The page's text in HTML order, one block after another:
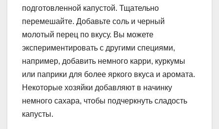
подготовленной капустой. Тщательно
перемешайте. Добавьте соль и черный
молотый перец по вкусу. Вы можете
экспериментировать с другими специями,
например, добавить немного карри, куркумы
или паприки для более яркого вкуса и аромата.
Некоторые хозяйки добавляют в начинку
немного сахара, чтобы подчеркнуть сладость
капусты.